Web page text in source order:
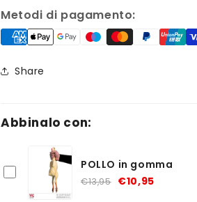
da
cuoca
da
cuoca
Metodi di pagamento:
Share
Abbinalo con:
POLLO in gomma
€13,95 €10,95